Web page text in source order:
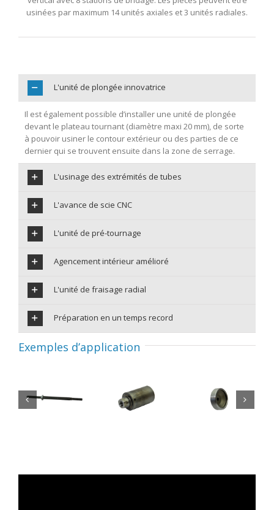
usinées par maximum 14 unités axiales et 3 unités radiales.
L'unité de plongée innovatrice
Il est également possible d’installer une unité de plongée
devant le plateau tournant (diamètre maxi 20 mm), de sorte
à pouvoir usiner le contour extérieur ou des parties de ce
dernier qui se trouvent ensuite dans la zone de serrage.
L'usinage des extrémités de tubes
L'avance de scie CNC
L'unité de pré-tournage
Agencement intérieur amélioré
L'unité de fraisage radial
Préparation en un temps record
Exemples d’application